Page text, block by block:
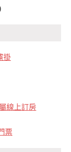
掛
線上訂房
票